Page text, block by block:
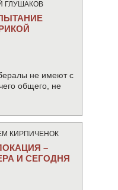
ГЛУШАКОВ
не имеют с
общего, не
КИРПИЧЕНОК
–
И СЕГОДНЯ